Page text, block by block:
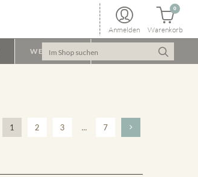
Anmelden Warenkorb
0
WEINPAKET
1 2 3 ... 7